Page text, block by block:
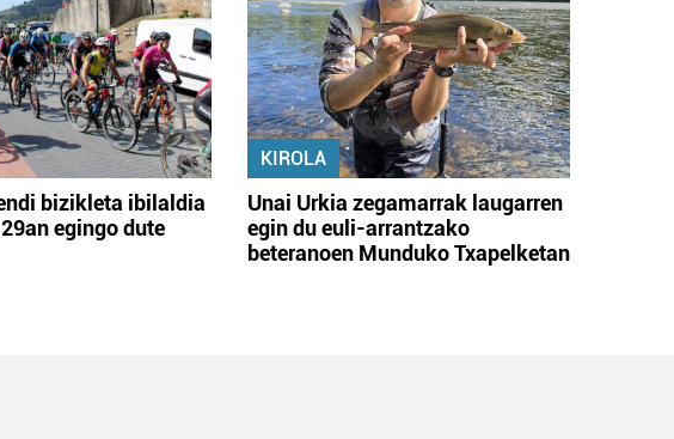
bizikleta ibilaldia
egingo dute
KIROLA
Unai Urkia zegamarrak laugarren
egin du euli-arrantzako
beteranoen Munduko Txapelketan